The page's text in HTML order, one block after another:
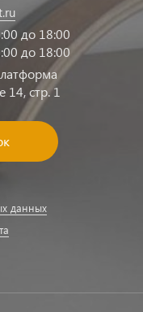
до 18:00
до 18:00
14, стр. 1
данных